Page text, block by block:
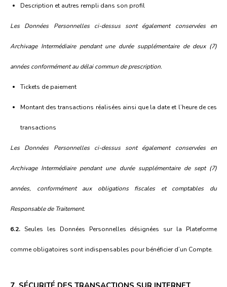
Description et autres rempli dans son profil
Les Données Personnelles ci-dessus sont également conservées en
Archivage Intermédiaire pendant une durée supplémentaire de deux (7)
années conformément au délai commun de prescription.
Tickets de paiement
Montant des transactions réalisées ainsi que la date et l’heure de ces
transactions
Les Données Personnelles ci-dessus sont également conservées en
Archivage Intermédiaire pendant une durée supplémentaire de sept (7)
années, conformément aux obligations fiscales et comptables du
Responsable de Traitement.
6.2. Seules les Données Personnelles désignées sur la Plateforme
comme obligatoires sont indispensables pour bénéficier d’un Compte.